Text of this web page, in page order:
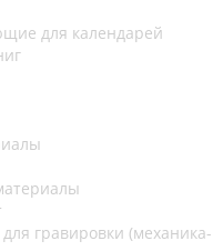
для календарей
гравировки (механика-